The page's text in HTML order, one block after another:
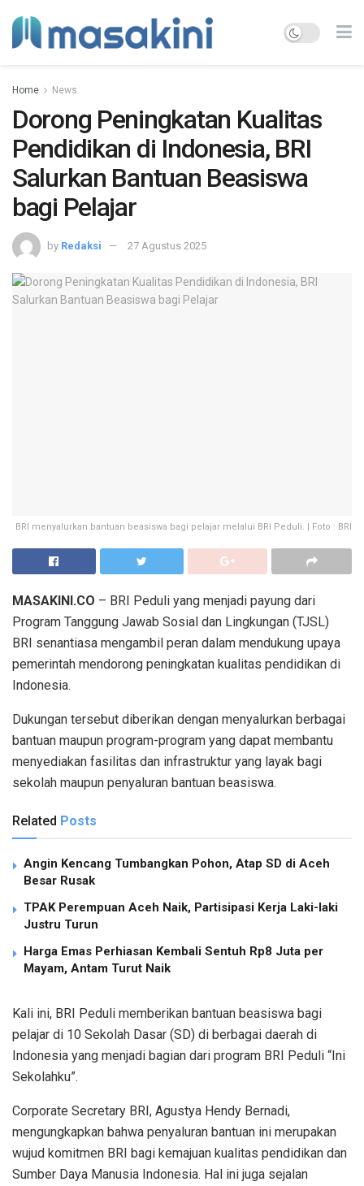
Home News
Dorong Peningkatan Kualitas
Pendidikan di Indonesia, BRI
Salurkan Bantuan Beasiswa
bagi Pelajar
by Redaksi 27 Agustus 2025
BRI menyalurkan bantuan beasiswa bagi pelajar melalui BRI Peduli. | Foto : BRI
MASAKINI.CO – BRI Peduli yang menjadi payung dari
Program Tanggung Jawab Sosial dan Lingkungan (TJSL)
BRI senantiasa mengambil peran dalam mendukung upaya
pemerintah mendorong peningkatan kualitas pendidikan di
Indonesia.
Dukungan tersebut diberikan dengan menyalurkan berbagai
bantuan maupun program-program yang dapat membantu
menyediakan fasilitas dan infrastruktur yang layak bagi
sekolah maupun penyaluran bantuan beasiswa.
Related Posts
Angin Kencang Tumbangkan Pohon, Atap SD di Aceh
Besar Rusak
TPAK Perempuan Aceh Naik, Partisipasi Kerja Laki-laki
Justru Turun
Harga Emas Perhiasan Kembali Sentuh Rp8 Juta per
Mayam, Antam Turut Naik
Kali ini, BRI Peduli memberikan bantuan beasiswa bagi
pelajar di 10 Sekolah Dasar (SD) di berbagai daerah di
Indonesia yang menjadi bagian dari program BRI Peduli “Ini
Sekolahku”.
Corporate Secretary BRI, Agustya Hendy Bernadi,
mengungkapkan bahwa penyaluran bantuan ini merupakan
wujud komitmen BRI bagi kemajuan kualitas pendidikan dan
Sumber Daya Manusia Indonesia. Hal ini juga sejalan